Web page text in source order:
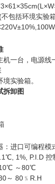
包括环境实验箱
准
机一台，电源线
实验箱。
拆卸图
：进口可编程模
1%, P.I.D 控
～80℃
～ 80﹪R.H